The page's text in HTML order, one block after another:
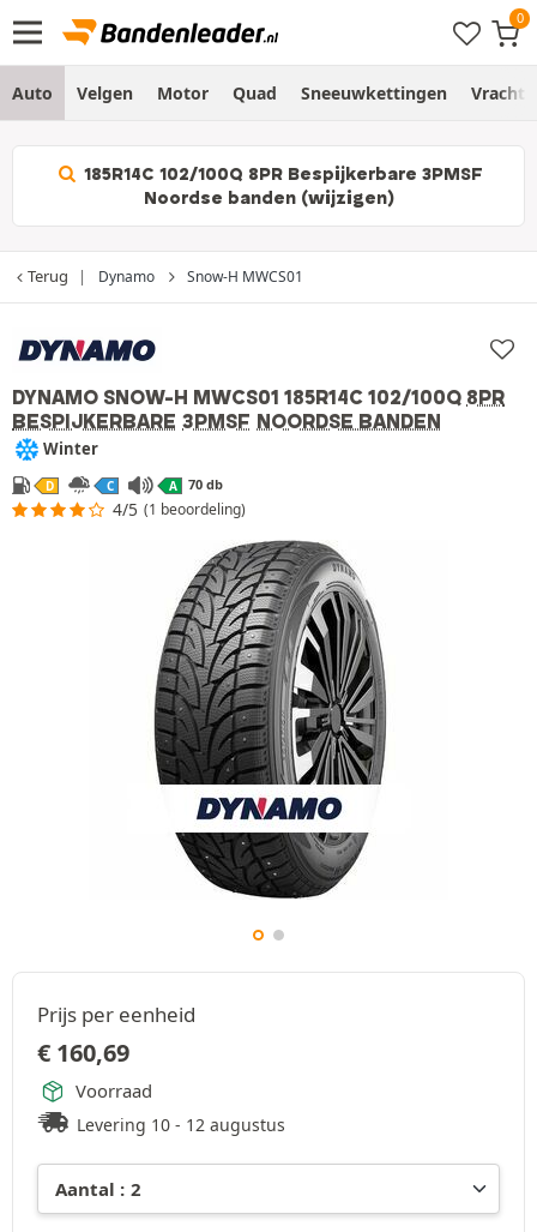
Auto Velgen Motor Quad Sneeuwkettingen
185R14C 102/100Q 8PR Bespijkerbare 3PMSF
Noordse banden (wijzigen)
Terug Dynamo Snow-H MWCS01
DYNAMO SNOW-H MWCS01 185R14C 102/100Q 8PR
BESPIJKERBARE 3PMSF NOORDSE BANDEN
Winter
D C A 70 db
4/5 (1 beoordeling)
Prijs per eenheid
€ 160,69
Voorraad
Levering 10 - 12 augustus